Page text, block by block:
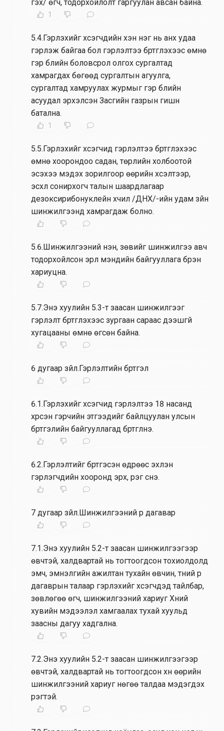
гэх/ өгч, тодорхойлолт гаргуулан авсан байна.
1
5.4.Гэрлэхийг хүсэгчдийн хэн нэг нь анх удаа
гэрлэж байгаа бол гэрлэлтээ бүртгүүлэхээс өмнө
гэр бүлийн боловсрол олгох сургалтад
хамрагдах бөгөөд сургалтын агуулга,
сургалтад хамруулах журмыг гэр бүлийн
асуудал эрхэлсэн Засгийн газрын гишүүн
батална.
1
5.5.Гэрлэхийг хүсэгчид гэрлэлтээ бүртгүүлэхээс
өмнө хоорондоо садан, төрлийн холбоотой
эсэхээ мэдэх зорилгоор өөрийн хүсэлтээр,
эсхүл сонирхогч талын шаардлагаар
дезоксирибонуклейн хүчил /ДНХ/-ийн удам зүйн
шинжилгээнд хамрагдаж болно.
5.6.Шинжилгээний үнэн, зөвийг шинжилгээ авч
тодорхойлсон эрүүл мэндийн байгууллага бүрэн
хариуцна.
5.7.Энэ хуулийн 5.3-т заасан шинжилгээг
гэрлэлт бүртгүүлэхээс зургаан сараас дээшгүй
хугацааны өмнө өгсөн байна.
6 дугаар зүйл.Гэрлэлтийн бүртгэл
6.1.Гэрлэхийг хүсэгчид гэрлэлтээ 18 насанд
хүрсэн гэрчийн этгээдийг байлцуулан улсын
бүртгэлийн байгууллагад бүртгүүлнэ.
6.2.Гэрлэлтийг бүртгэсэн өдрөөс эхлэн
гэрлэгчдийн хооронд эрх, үүрэг үүснэ.
7 дугаар зүйл.Шинжилгээний үр дагавар
7.1.Энэ хуулийн 5.2-т заасан шинжилгээгээр
өвчтэй, халдвартай нь тогтоогдсон тохиолдолд
эмч, эмнэлгийн ажилтан тухайн өвчин, түүний үр
дагаврын талаар гэрлэхийг хүсэгчдэд тайлбар,
зөвлөгөө өгч, шинжилгээний хариуг Хүний
хувийн мэдээлэл хамгаалах тухай хуульд
заасны дагуу хадгална.
7.2.Энэ хуулийн 5.2-т заасан шинжилгээгээр
өвчтэй, халдвартай нь тогтоогдсон хүн өөрийн
шинжилгээний хариуг нөгөө талдаа мэдэгдэх
үүрэгтэй.